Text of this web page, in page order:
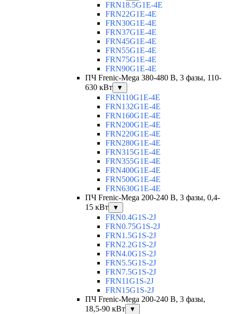
FRN18.5G1E-4E
FRN22G1E-4E
FRN30G1E-4E
FRN37G1E-4E
FRN45G1E-4E
FRN55G1E-4E
FRN75G1E-4E
FRN90G1E-4E
ПЧ Frenic-Mega 380-480 В, 3 фазы, 110-
630 кВт
▼
FRN110G1E-4E
FRN132G1E-4E
FRN160G1E-4E
FRN200G1E-4E
FRN220G1E-4E
FRN280G1E-4E
FRN315G1E-4E
FRN355G1E-4E
FRN400G1E-4E
FRN500G1E-4E
FRN630G1E-4E
ПЧ Frenic-Mega 200-240 В, 3 фазы, 0,4-
15 кВт
▼
FRN0.4G1S-2J
FRN0.75G1S-2J
FRN1.5G1S-2J
FRN2.2G1S-2J
FRN4.0G1S-2J
FRN5.5G1S-2J
FRN7.5G1S-2J
FRN11G1S-2J
FRN15G1S-2J
ПЧ Frenic-Mega 200-240 В, 3 фазы,
18,5-90 кВт
▼